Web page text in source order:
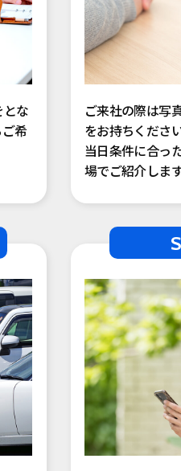
な
希
ご来社の際は写
をお持ちくださ
当日条件に合っ
場でご紹介します